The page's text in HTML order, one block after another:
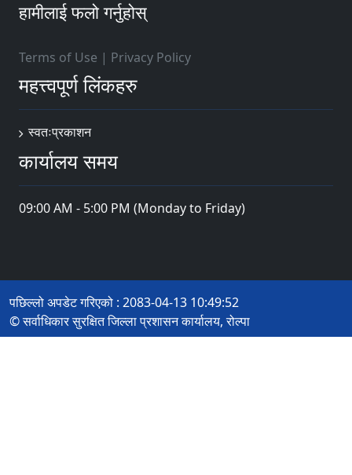
हामीलाई फलो गर्नुहोस्
Terms of Use | Privacy Policy
महत्त्वपूर्ण लिंकहरु
स्वतःप्रकाशन
कार्यालय समय
09:00 AM - 5:00 PM (Monday to Friday)
पछिल्लो अपडेट गरिएको : 2083-04-13 10:49:52
© सर्वाधिकार सुरक्षित जिल्ला प्रशासन कार्यालय, रोल्पा